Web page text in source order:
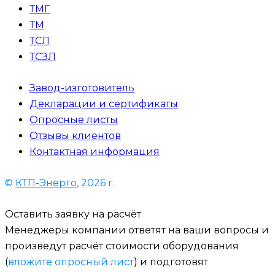
ТМГ
ТМ
ТСЛ
ТСЗЛ
Завод-изготовитель
Декларации и сертификаты
Опросные листы
Отзывы клиентов
Контактная информация
© КТП-Энерго, 2026 г.
Оставить заявку на расчёт
Менеджеры компании ответят на ваши вопросы и
произведут расчёт стоимости оборудования
(вложите опросный лист) и подготовят